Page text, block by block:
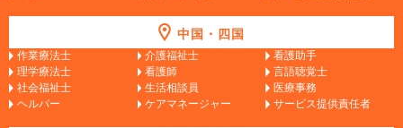
中国・四国
作業療法士 介護福祉士
看護助手
理学療法士
看護師
言語聴覚士
社会福祉士
生活相談員
医療事務
ヘルパー
ケアマネージャー サービス提供責任者